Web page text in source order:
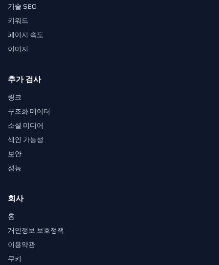
기술 SEO
키워드
페이지 속도
이미지
추가 검사
링크
구조화 데이터
소셜 미디어
색인 가능성
보안
성능
회사
홈
개인정보 보호정책
이용약관
쿠키